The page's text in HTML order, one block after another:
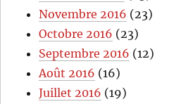
Novembre 2016 (23)
Octobre 2016 (23)
Septembre 2016 (12)
Août 2016 (16)
Juillet 2016 (19)